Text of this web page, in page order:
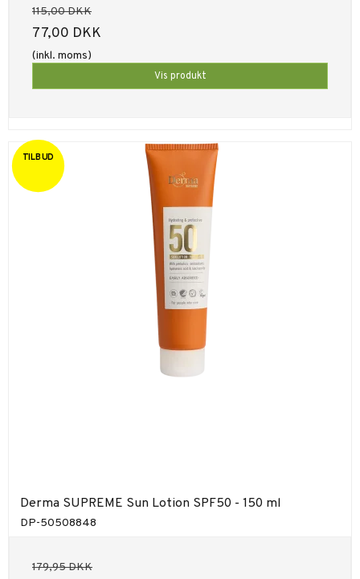
115,00 DKK
77,00 DKK
(inkl. moms)
Vis produkt
TILBUD
Derma SUPREME Sun Lotion SPF50 - 150 ml
DP-50508848
179,95 DKK